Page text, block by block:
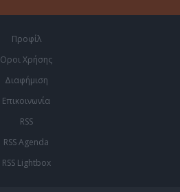
Προφίλ
Οροι Χρήσης
Διαφήμιση
Επικοινωνία
RSS
RSS Agenda
RSS Lightbox